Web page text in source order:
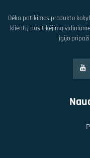
Dėka patikimos produkto
klientų pasitikėjimą
įgijo